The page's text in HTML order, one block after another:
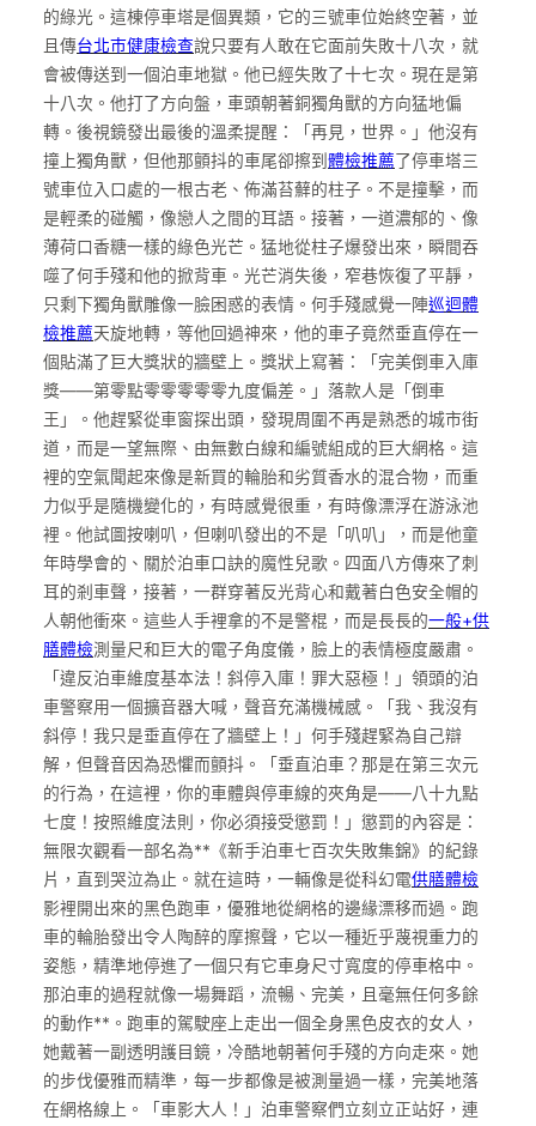
的綠光。這棟停車塔是個異類，它的三號車位始終空著，並
且傳台北巿健康檢查說只要有人敢在它面前失敗十八次，就
會被傳送到一個泊車地獄。他已經失敗了十七次。現在是第
十八次。他打了方向盤，車頭朝著銅獨角獸的方向猛地偏
轉。後視鏡發出最後的溫柔提醒：「再見，世界。」他沒有
撞上獨角獸，但他那顫抖的車尾卻擦到 體檢推薦了停車塔三
號車位入口處的一根古老、佈滿苔蘚的柱子。不是撞擊，而
是輕柔的碰觸，像戀人之間的耳語。接著，一道濃郁的、像
薄荷口香糖一樣的綠色光芒。猛地從柱子爆發出來，瞬間吞
噬了何手殘和他的掀背車。光芒消失後，窄巷恢復了平靜，
只剩下獨角獸雕像一臉困惑的表情。何手殘感覺一陣巡迴體
檢推薦天旋地轉，等他回過神來，他的車子竟然垂直停在一
個貼滿了巨大獎狀的牆壁上。獎狀上寫著：「完美倒車入庫
獎——第零點零零零零零九度偏差。」落款人是「倒車
王」。他趕緊從車窗探出頭，發現周圍不再是熟悉的城市街
道，而是一望無際、由無數白線和編號組成的巨大網格。這
裡的空氣聞起來像是新買的輪胎和劣質香水的混合物，而重
力似乎是隨機變化的，有時感覺很重，有時像漂浮在游泳池
裡。他試圖按喇叭，但喇叭發出的不是「叭叭」，而是他童
年時學會的、關於泊車口訣的魔性兒歌。四面八方傳來了刺
耳的剎車聲，接著，一群穿著反光背心和戴著白色安全帽的
人朝他衝來。這些人手裡拿的不是警棍，而是長長的一般+供
膳體檢測量尺和巨大的電子角度儀，臉上的表情極度嚴肅。
「違反泊車維度基本法！斜停入庫！罪大惡極！」領頭的泊
車警察用一個擴音器大喊，聲音充滿機械感。「我、我沒有
斜停！我只是垂直停在了牆壁上！」何手殘趕緊為自己辯
解，但聲音因為恐懼而顫抖。「垂直泊車？那是在第三次元
的行為，在這裡，你的車體與停車線的夾角是——八十九點
七度！按照維度法則，你必須接受懲罰！」懲罰的內容是：
無限次觀看一部名為**《新手泊車七百次失敗集錦》的紀錄
片，直到哭泣為止。就在這時，一輛像是從科幻電供膳體檢
影裡開出來的黑色跑車，優雅地從網格的邊緣漂移而過。跑
車的輪胎發出令人陶醉的摩擦聲，它以一種近乎蔑視重力的
姿態，精準地停進了一個只有它車身尺寸寬度的停車格中。
那泊車的過程就像一場舞蹈，流暢、完美，且毫無任何多餘
的動作**。跑車的駕駛座上走出一個全身黑色皮衣的女人，
她戴著一副透明護目鏡，冷酷地朝著何手殘的方向走來。她
的步伐優雅而精準，每一步都像是被測量過一樣，完美地落
在網格線上。「車影大人！」泊車警察們立刻立正站好，連